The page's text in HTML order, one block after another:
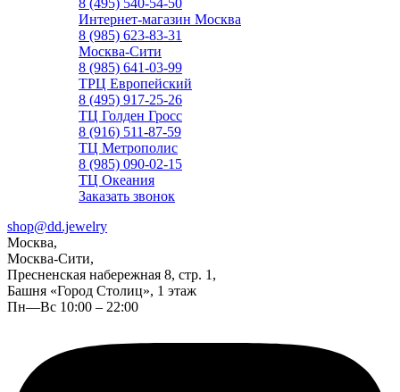
8 (495) 540-54-50
Интернет-магазин Москва
8 (985) 623-83-31
Москва-Сити
8 (985) 641-03-99
ТРЦ Европейский
8 (495) 917-25-26
ТЦ Голден Гросс
8 (916) 511-87-59
ТЦ Метрополис
8 (985) 090-02-15
ТЦ Океания
Заказать звонок
shop@dd.jewelry
Москва,
Москва-Сити,
Пресненская набережная 8, стр. 1,
Башня «Город Столиц», 1 этаж
Пн—Вс 10:00 – 22:00